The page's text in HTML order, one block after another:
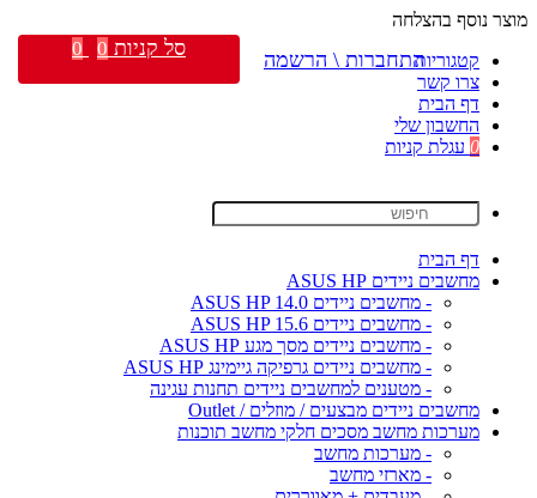
מוצר נוסף בהצלחה
קטגוריות
צרו קשר
דף הבית
החשבון שלי
0 עגלת קניות
דף הבית
מחשבים ניידים ASUS HP
- מחשבים ניידים ASUS HP 14.0
- מחשבים ניידים ASUS HP 15.6
- מחשבים ניידים מסך מגע ASUS HP
- מחשבים ניידים גרפיקה גיימינג ASUS HP
- מטענים למחשבים ניידים תחנות עגינה
מחשבים ניידים מבצעים / מוזלים / Outlet
מערכות מחשב מסכים חלקי מחשב תוכנות
- מערכות מחשב
- מארזי מחשב
התחברות \ הרשמה סל קניות 0
0